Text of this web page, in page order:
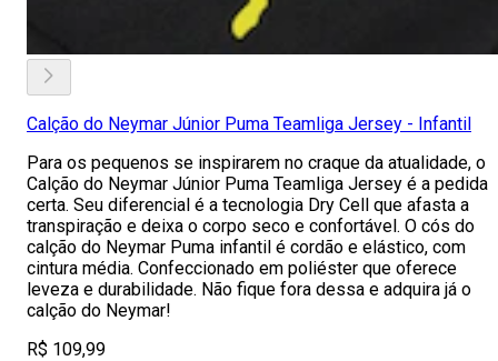
Calção do Neymar Júnior Puma Teamliga Jersey - Infantil
Para os pequenos se inspirarem no craque da atualidade, o
Calção do Neymar Júnior Puma Teamliga Jersey é a pedida
certa. Seu diferencial é a tecnologia Dry Cell que afasta a
transpiração e deixa o corpo seco e confortável. O cós do
calção do Neymar Puma infantil é cordão e elástico, com
cintura média. Confeccionado em poliéster que oferece
leveza e durabilidade. Não fique fora dessa e adquira já o
calção do Neymar!
R$ 109,99